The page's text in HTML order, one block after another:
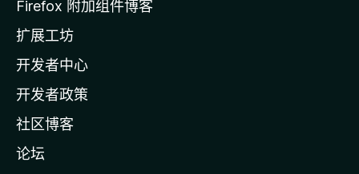
a
主
页
Firefox 附加组件博客
扩展工坊
开发者中心
开发者政策
社区博客
论坛